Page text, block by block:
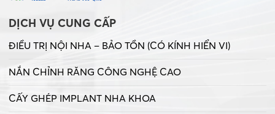
DỊCH VỤ CUNG CẤP
ĐIỀU TRỊ NỘI NHA – BẢO TỒN (CÓ KÍNH HIỂN VI)
NẮN CHỈNH RĂNG CÔNG NGHỆ CAO
CẤY GHÉP IMPLANT NHA KHOA